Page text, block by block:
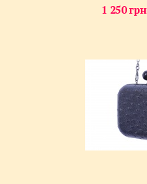
1 250